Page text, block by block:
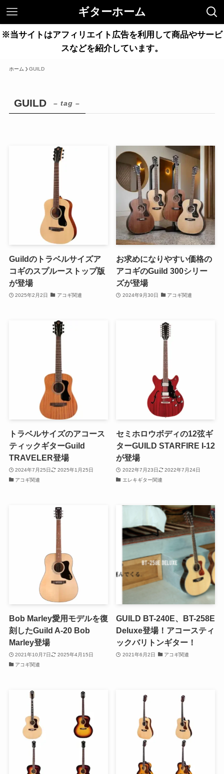
ギターホーム
※当サイトはアフィリエイト広告を利用して商品やサービ
スなどを紹介しています。
ホーム GUILD
GUILD – tag –
Guildのトラベルサイズア
コギのスプルーストップ版
が登場
2025年2月2日 アコギ関連
お求めになりやすい価格の
アコギのGuild 300シリー
ズが登場
2024年9月30日 アコギ関連
トラベルサイズのアコース
ティックギターGuild
TRAVELER登場
2024年7月25日
2025年1月25日
アコギ関連
セミホロウボディの12弦ギ
ターGUILD STARFIRE I-12
が登場
2022年7月23日
2022年7月24日
エレキギター関連
Bob Marley愛用モデルを復
刻したGuild A-20 Bob
Marley登場
2021年10月7日
2025年4月15日
アコギ関連
GUILD BT-240E、BT-258E
Deluxe登場！アコースティ
ックバリトンギター！
2021年6月2日 アコギ関連